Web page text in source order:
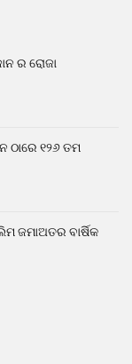
ର ରୋଜା
୧୨୬ ତମ
ଜମାଅତର ବାର୍ଷିକ